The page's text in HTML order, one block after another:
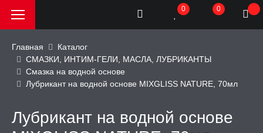
АКЦИИ и
0 0
Главная
Каталог
СМАЗКИ, ИНТИМ-ГЕЛИ, МАСЛА, ЛУБРИКАНТЫ
Смазка на водной основе
Лубрикант на водной основе MIXGLISS NATURE, 70мл
Лубрикант на водной основе